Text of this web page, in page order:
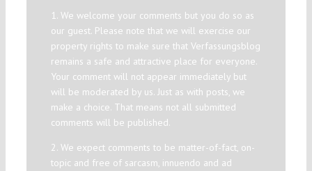
1. We welcome your comments but you do so as
our guest. Please note that we will exercise our
property rights to make sure that Verfassungsblog
remains a safe and attractive place for everyone.
Your comment will not appear immediately but
will be moderated by us. Just as with posts, we
make a choice. That means not all submitted
comments will be published.
2. We expect comments to be matter-of-fact, on-
topic and free of sarcasm, innuendo and ad